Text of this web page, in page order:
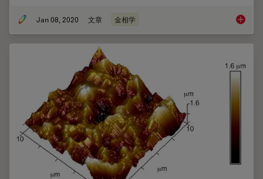
Jan 08, 2020 文章 金相学 金相学